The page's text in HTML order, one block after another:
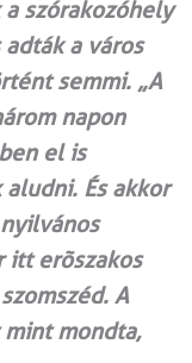
szórakozóhely
a város
semmi. „A
napon
el is
És akkor
itt erõszakos
A
mondta,